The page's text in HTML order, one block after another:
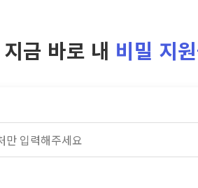
지금 바로 내 비밀 지